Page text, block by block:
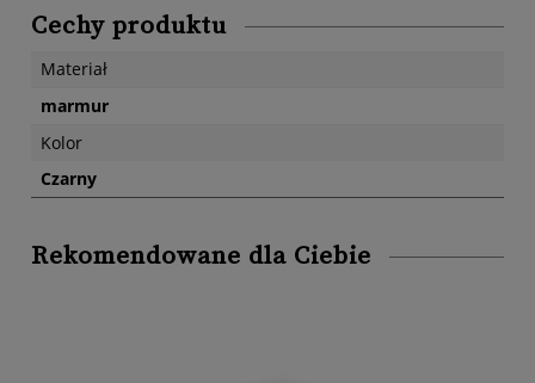
Cechy produktu
Materiał
marmur
Kolor
Czarny
Rekomendowane dla Ciebie